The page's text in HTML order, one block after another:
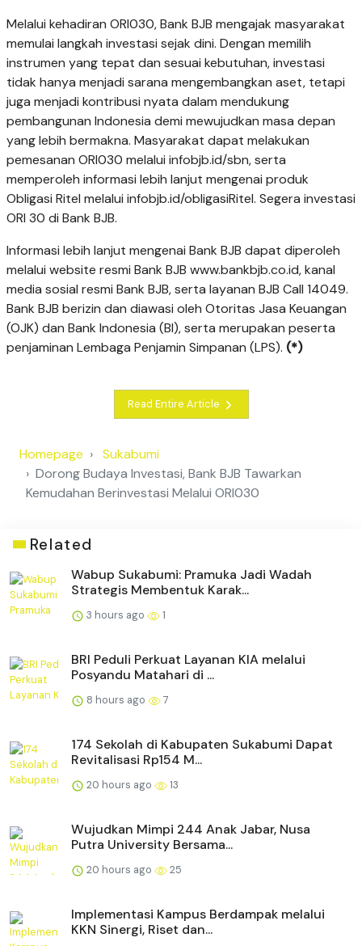
Melalui kehadiran ORI030, Bank BJB mengajak masyarakat
memulai langkah investasi sejak dini. Dengan memilih
instrumen yang tepat dan sesuai kebutuhan, investasi
tidak hanya menjadi sarana mengembangkan aset, tetapi
juga menjadi kontribusi nyata dalam mendukung
pembangunan Indonesia demi mewujudkan masa depan
yang lebih bermakna. Masyarakat dapat melakukan
pemesanan ORI030 melalui infobjb.id/sbn, serta
memperoleh informasi lebih lanjut mengenai produk
Obligasi Ritel melalui infobjb.id/obligasiRitel. Segera investasi
ORI 30 di Bank BJB.
Informasi lebih lanjut mengenai Bank BJB dapat diperoleh
melalui website resmi Bank BJB www.bankbjb.co.id, kanal
media sosial resmi Bank BJB, serta layanan BJB Call 14049.
Bank BJB berizin dan diawasi oleh Otoritas Jasa Keuangan
(OJK) dan Bank Indonesia (BI), serta merupakan peserta
penjaminan Lembaga Penjamin Simpanan (LPS). (*)
Read Entire Article
Homepage
Sukabumi
Dorong Budaya Investasi, Bank BJB Tawarkan
Kemudahan Berinvestasi Melalui ORI030
Related
Wabup Sukabumi: Pramuka Jadi Wadah
Strategis Membentuk Karak...
3 hours ago 1
BRI Peduli Perkuat Layanan KIA melalui
Posyandu Matahari di ...
8 hours ago 7
174 Sekolah di Kabupaten Sukabumi Dapat
Revitalisasi Rp154 M...
20 hours ago 13
Wujudkan Mimpi 244 Anak Jabar, Nusa
Putra University Bersama...
20 hours ago 25
Implementasi Kampus Berdampak melalui
KKN Sinergi, Riset dan...